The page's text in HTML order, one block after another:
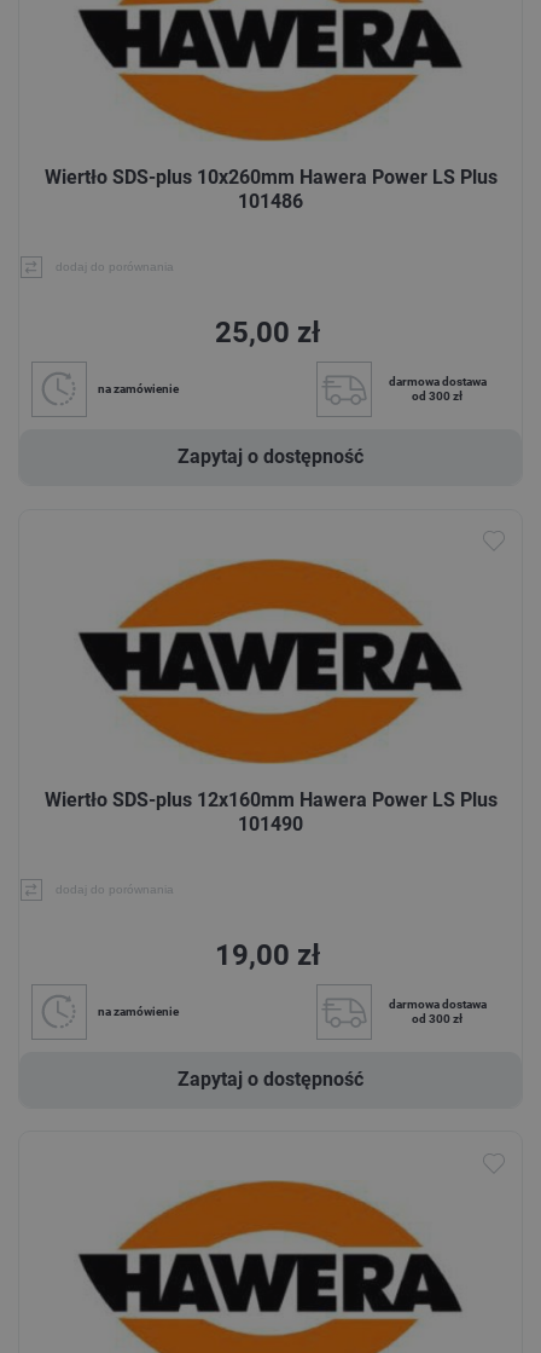
Wiertło SDS-plus 10x260mm Hawera Power LS Plus
101486
dodaj do porównania
25,00 zł
na zamówienie
darmowa dostawa
od 300 zł
Zapytaj o dostępność
Wiertło SDS-plus 12x160mm Hawera Power LS Plus
101490
dodaj do porównania
19,00 zł
na zamówienie
darmowa dostawa
od 300 zł
Zapytaj o dostępność